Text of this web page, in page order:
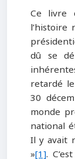
Ce livre
l’histoire
dû se
retardé
30
monde
national
Il y avait
»[1].